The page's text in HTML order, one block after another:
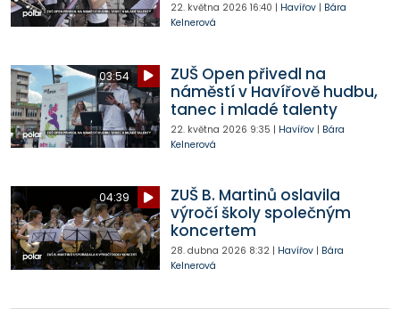
22. května 2026 16:40 | Havířov| Bára
Kelnerová
03:54
ZUŠ Open přivedl na
náměstí v Havířově hudbu,
tanec i mladé talenty
22. května 2026 9:35 | Havířov| Bára
Kelnerová
04:39
ZUŠ B. Martinů oslavila
výročí školy společným
koncertem
28. dubna 2026 8:32| Havířov| Bára
Kelnerová